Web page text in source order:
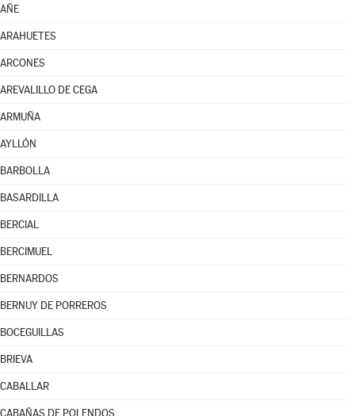
AÑE
ARAHUETES
ARCONES
AREVALILLO DE CEGA
ARMUÑA
AYLLÓN
BARBOLLA
BASARDILLA
BERCIAL
BERCIMUEL
BERNARDOS
BERNUY DE PORREROS
BOCEGUILLAS
BRIEVA
CABALLAR
CABAÑAS DE POLENDOS